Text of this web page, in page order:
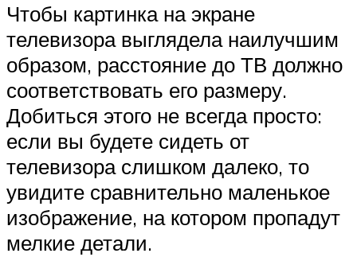
Чтобы картинка на экране
телевизора выглядела наилучшим
образом, расстояние до ТВ должно
соответствовать его размеру.
Добиться этого не всегда просто:
если вы будете сидеть от
телевизора слишком далеко, то
увидите сравнительно маленькое
изображение, на котором пропадут
мелкие детали.